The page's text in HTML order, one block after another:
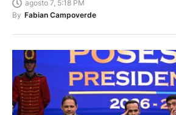
agosto 7, 5:18 PM
By Fabian Campoverde